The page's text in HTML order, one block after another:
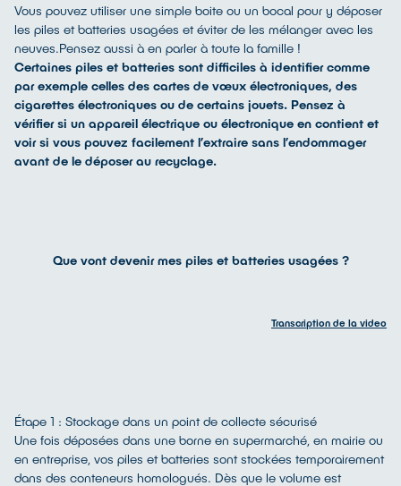
Vous pouvez utiliser une simple boite ou un bocal pour y déposer
les piles et batteries usagées et éviter de les mélanger avec les
neuves.Pensez aussi à en parler à toute la famille !
Certaines piles et batteries sont difficiles à identifier comme
par exemple celles des cartes de vœux électroniques, des
cigarettes électroniques ou de certains jouets. Pensez à
vérifier si un appareil électrique ou électronique en contient et
voir si vous pouvez facilement l’extraire sans l’endommager
avant de le déposer au recyclage.
Que vont devenir mes piles et batteries usagées ?
Transcription de la video
Étape 1 : Stockage dans un point de collecte sécurisé
Une fois déposées dans une borne en supermarché, en mairie ou
en entreprise, vos piles et batteries sont stockées temporairement
dans des conteneurs homologués. Dès que le volume est